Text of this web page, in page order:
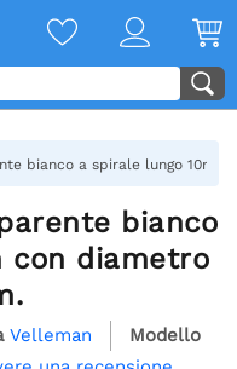
bianco a spirale lungo 10m
bianco
con diametro
Velleman
Modello